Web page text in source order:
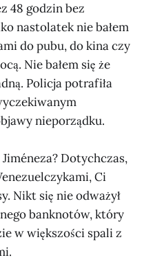
48 godzin bez
nastolatek nie bałem
do pubu, do kina czy
Nie bałem się że
Policja potrafiła
nieporządku.
Dotychczas,
Ci
Nikt się nie odważył
banknotów, który
w większości spali z